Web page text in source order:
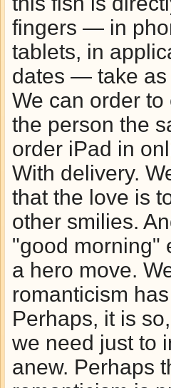
fingers — in
tablets, in
dates — take as
We can order to
the person the
order iPad in
With delivery.
that the love is
other smilies.
"good morning"
a hero move.
romanticism
Perhaps, it is
we need just to
anew. Perhaps